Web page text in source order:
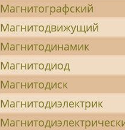
Магнитографский
Магнитодвижущий
Магнитодинамик
Магнитодиод
Магнитодиск
Магнитодиэлектрик